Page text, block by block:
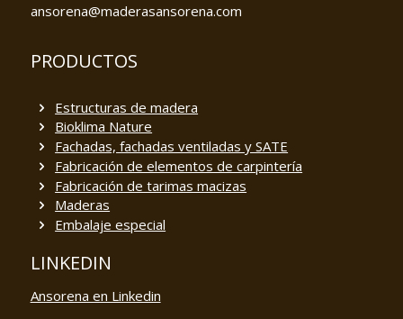
ansorena@maderasansorena.com
PRODUCTOS
Estructuras de madera
Bioklima Nature
Fachadas, fachadas ventiladas y SATE
Fabricación de elementos de carpintería
Fabricación de tarimas macizas
Maderas
Embalaje especial
LINKEDIN
Ansorena en Linkedin